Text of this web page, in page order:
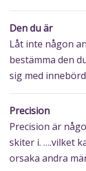
Den du är
Låt inte någon
bestämma den
sig med
Precision
Precision är
skiter i. ….vilket
orsaka andra